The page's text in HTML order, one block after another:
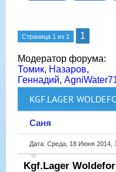
Страница 1 из 1 1
Модератор форума:
Томик, Назаров,
Геннадий,
KGF.LAGER
Саня
Дата: Среда, 18 Июня 2014,
Kgf.Lager